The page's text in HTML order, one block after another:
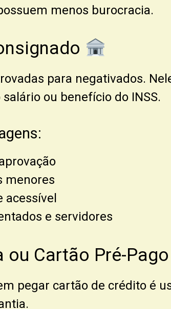
menos burocracia.
para negativados.
ou benefício do INSS.
menores
acessível
e servidores
ou Cartão Pré-
pegar cartão de crédito é